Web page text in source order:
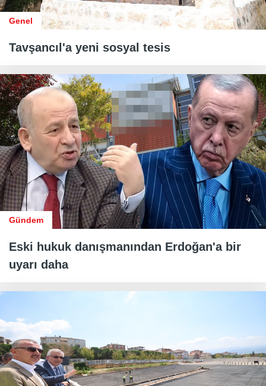
Genel
Tavşancıl'a yeni sosyal tesis
Gündem
Eski hukuk danışmanından Erdoğan'a bir
uyarı daha